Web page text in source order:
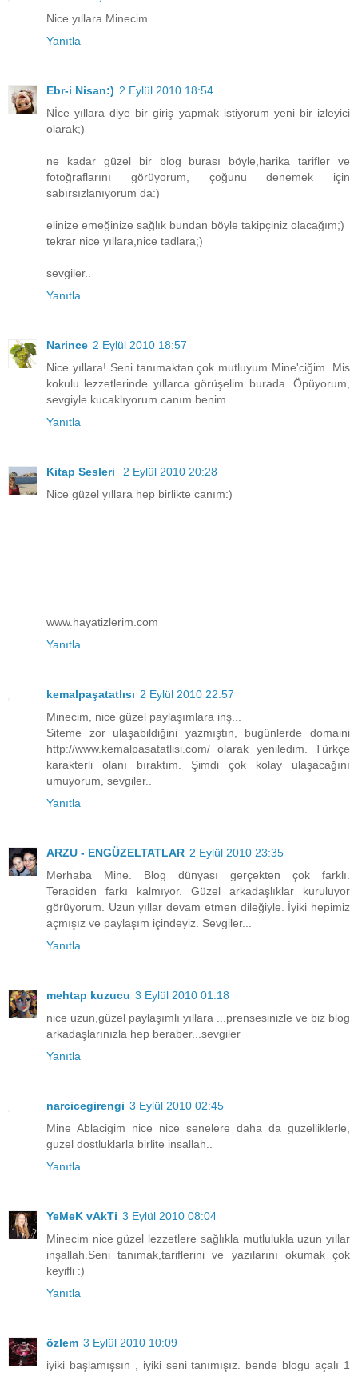
Nice yıllara Minecim...
Yanıtla
Ebr-i Nisan:) 2 Eylül 2010 18:54
Nİce yıllara diye bir giriş yapmak istiyorum yeni bir izleyici
olarak;)
ne kadar güzel bir blog burası böyle,harika tarifler ve
fotoğraflarını görüyorum, çoğunu denemek için
sabırsızlanıyorum da:)
elinize emeğinize sağlık bundan böyle takipçiniz olacağım;)
tekrar nice yıllara,nice tadlara;)
sevgiler..
Yanıtla
Narince 2 Eylül 2010 18:57
Nice yıllara! Seni tanımaktan çok mutluyum Mine'ciğim. Mis
kokulu lezzetlerinde yıllarca görüşelim burada. Öpüyorum,
sevgiyle kucaklıyorum canım benim.
Yanıtla
Kitap Sesleri
2 Eylül 2010 20:28
Nice güzel yıllara hep birlikte canım:)
www.hayatizlerim.com
Yanıtla
kemalpaşatatlısı 2 Eylül 2010 22:57
Minecim, nice güzel paylaşımlara inş...
Siteme zor ulaşabildiğini yazmıştın, bugünlerde domaini
http://www.kemalpasatatlisi.com/ olarak yeniledim. Türkçe
karakterli olanı bıraktım. Şimdi çok kolay ulaşacağını
umuyorum, sevgiler..
Yanıtla
ARZU - ENGÜZELTATLAR 2 Eylül 2010 23:35
Merhaba Mine. Blog dünyası gerçekten çok farklı.
Terapiden farkı kalmıyor. Güzel arkadaşlıklar kuruluyor
görüyorum. Uzun yıllar devam etmen dileğiyle. İyiki hepimiz
açmışız ve paylaşım içindeyiz. Sevgiler...
Yanıtla
mehtap kuzucu 3 Eylül 2010 01:18
nice uzun,güzel paylaşımlı yıllara ...prensesinizle ve biz blog
arkadaşlarınızla hep beraber...sevgiler
Yanıtla
narcicegirengi 3 Eylül 2010 02:45
Mine Ablacigim nice nice senelere daha da guzelliklerle,
guzel dostluklarla birlite insallah..
Yanıtla
YeMeK vAkTi 3 Eylül 2010 08:04
Minecim nice güzel lezzetlere sağlıkla mutlulukla uzun yıllar
inşallah.Seni tanımak,tariflerini ve yazılarını okumak çok
keyifli :)
Yanıtla
özlem 3 Eylül 2010 10:09
iyiki başlamışsın , iyiki seni tanımışız. bende blogu açalı 1